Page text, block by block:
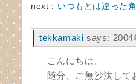
next： いつもとは違った
tekkamaki says: 2004
こんにちは。
随分、ご無沙汰して